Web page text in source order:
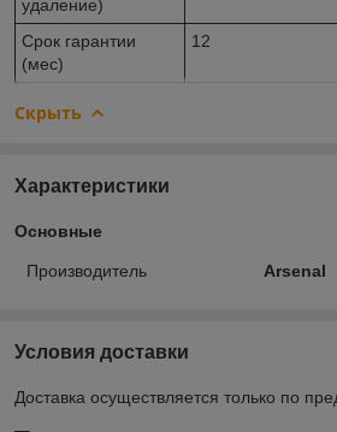
удаление)
Срок гарантии
(мес)
12
Скрыть
Характеристики
Основные
Производитель Arsenal
Условия доставки
Доставка осуществляется только по